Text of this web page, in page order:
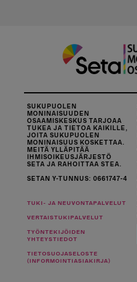
SUKUPUOLEN
MONINAISUUDEN
OSAAMISKESKUS TARJOAA
TUKEA JA TIETOA KAIKILLE,
JOITA SUKUPUOLEN
MONINAISUUS KOSKETTAA.
MEITÄ YLLÄPITÄÄ
IHMISOIKEUSJÄRJESTÖ
SETA JA RAHOITTAA STEA.
SETAN Y-TUNNUS: 0661747-4
TUKI- JA NEUVONTAPALVELUT
VERTAISTUKIPALVELUT
TYÖNTEKIJÖIDEN
YHTEYSTIEDOT
TIETOSUOJASELOSTE
(INFORMOINTIASIAKIRJA)